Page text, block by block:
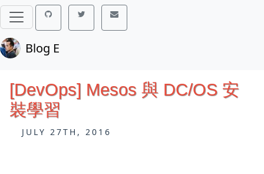
Blog E
[DevOps] Mesos 與 DC/OS 安
裝學習
JULY 27TH, 2016